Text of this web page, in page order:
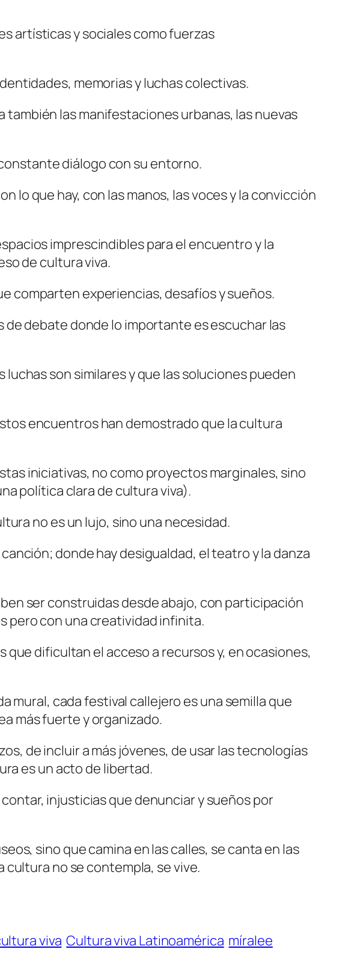
artísticas y sociales como fuerzas
memorias y luchas colectivas.
también las manifestaciones urbanas, las nuevas
diálogo con su entorno.
lo que hay, con las manos, las voces y la convicción
imprescindibles para el encuentro y la
de cultura viva.
comparten experiencias, desafíos y sueños.
debate donde lo importante es escuchar las
son similares y que las soluciones pueden
encuentros han demostrado que la cultura
iniciativas, no como proyectos marginales, sino
política clara de cultura viva).
no es un lujo, sino una necesidad.
donde hay desigualdad, el teatro y la danza
ser construidas desde abajo, con participación
pero con una creatividad infinita.
dificultan el acceso a recursos y, en ocasiones,
mural, cada festival callejero es una semilla que
más fuerte y organizado.
de incluir a más jóvenes, de usar las tecnologías
es un acto de libertad.
injusticias que denunciar y sueños por
sino que camina en las calles, se canta en las
cultura no se contempla, se vive.
viva Cultura viva Latinoamérica míralee